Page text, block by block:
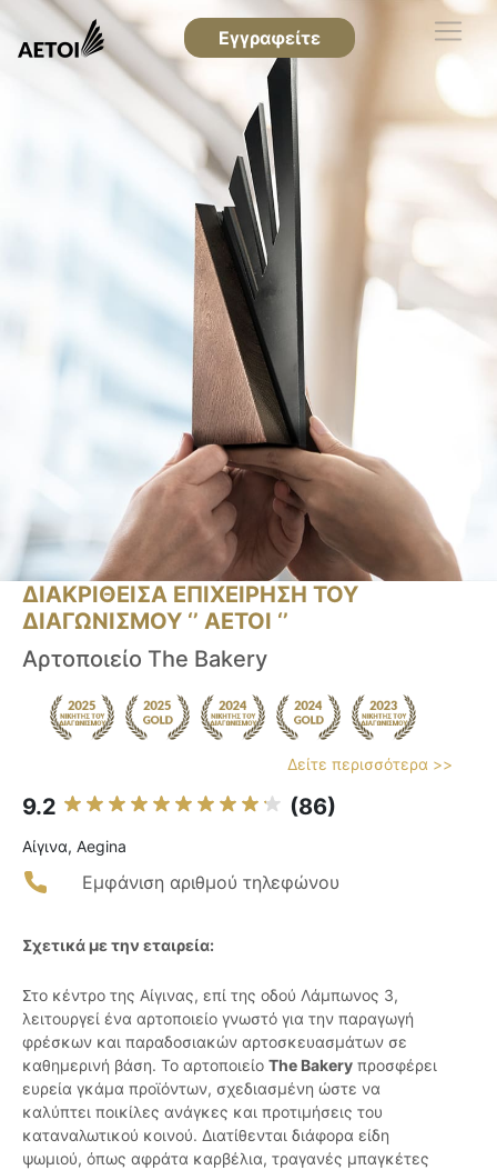
Εγγραφείτε
ΔΙΑΚΡΙΘΕΙΣΑ ΕΠΙΧΕΙΡΗΣΗ ΤΟΥ
ΔΙΑΓΩΝΙΣΜΟΥ ‘’ ΑΕΤΟΙ ‘’
Αρτοποιείο The Bakery
Δείτε περισσότερα >>
9.2 (86)
Αίγινα, Aegina
Εμφάνιση αριθμού τηλεφώνου
Σχετικά με την εταιρεία:
Στο κέντρο της Αίγινας, επί της οδού Λάμπωνος 3,
λειτουργεί ένα αρτοποιείο γνωστό για την παραγωγή
φρέσκων και παραδοσιακών αρτοσκευασμάτων σε
καθημερινή βάση. Το αρτοποιείο The Bakery προσφέρει
ευρεία γκάμα προϊόντων, σχεδιασμένη ώστε να
καλύπτει ποικίλες ανάγκες και προτιμήσεις του
καταναλωτικού κοινού. Διατίθενται διάφορα είδη
ψωμιού, όπως αφράτα καρβέλια, τραγανές μπαγκέτες